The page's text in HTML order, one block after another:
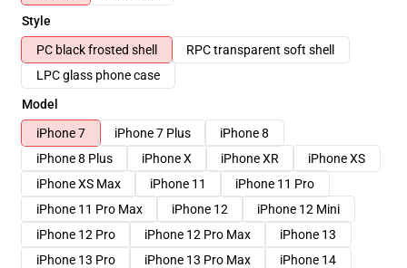
Style
PC black frosted shell
RPC transparent soft shell
LPC glass phone case
Model
iPhone 7
iPhone 7 Plus
iPhone 8
iPhone 8 Plus
iPhone X iPhone XR
iPhone XS
iPhone XS Max
iPhone 11
iPhone 11 Pro
iPhone 11 Pro Max
iPhone 12
iPhone 12 Mini
iPhone 12 Pro
iPhone 12 Pro Max
iPhone 13
iPhone 13 Pro
iPhone 13 Pro Max
iPhone 14